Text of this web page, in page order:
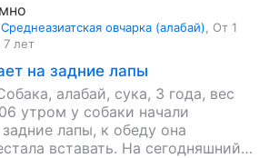
Среднеазиатская овчарка (алабай)
От 1
7 лет
на задние лапы
алабай, сука, 3 года, вес
утром у собаки начали
лапы, к обеду она
вставать. На сегодняшний